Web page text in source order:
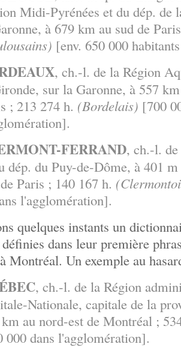
Midi-Pyrénées et du dép. de
à 679 km au sud de
[env. 650 000
, ch.-l. de la Région
sur la Garonne, à 557
; 213 274 h. (Bordelais) [700
FERRAND, ch.-l.
dép. du Puy-de-Dôme, à 401
Paris ; 140 167 h.
l'agglomération].
quelques instants un
dans leur première
Montréal. Un exemple au
, ch.-l. de la Région
Nationale, capitale de la
au nord-est de Montréal ;
000 dans l'agglomération].